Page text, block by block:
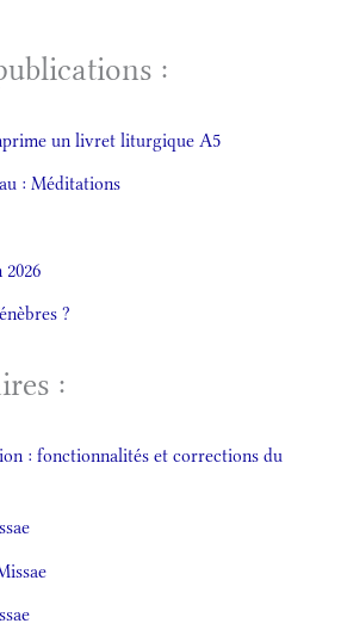
:
un livret liturgique A5
: Méditations
?
:
: fonctionnalités et corrections du